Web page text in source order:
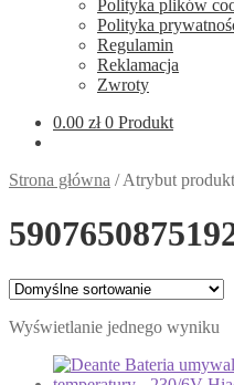
Polityka plików
Polityka
Regulamin
Reklamacja
Zwroty
0.00 zł 0 Produkt
Strona główna /Atrybut
Wyświetlanie jednego wyniku